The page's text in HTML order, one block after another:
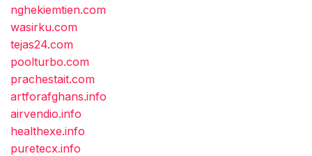
nghekiemtien.com
wasirku.com
tejas24.com
poolturbo.com
prachestait.com
artforafghans.info
airvendio.info
healthexe.info
puretecx.info